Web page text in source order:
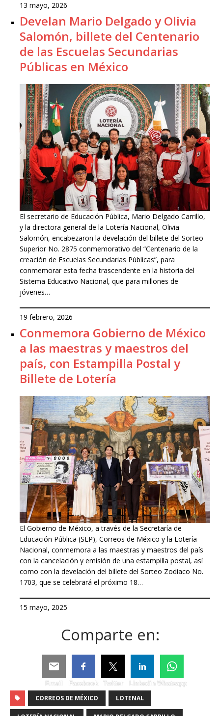
13 mayo, 2026
Develan Mario Delgado y Olivia
Salomón, billete del Centenario
de las Escuelas Secundarias
Públicas en México
El secretario de Educación Pública, Mario Delgado Carrillo,
y la directora general de la Lotería Nacional, Olivia
Salomón, encabezaron la develación del billete del Sorteo
Superior No. 2875 conmemorativo del “Centenario de la
creación de Escuelas Secundarias Públicas”, para
conmemorar esta fecha trascendente en la historia del
Sistema Educativo Nacional, que para millones de
jóvenes…
19 febrero, 2026
Conmemora Gobierno de México
a las maestras y maestros del
país, con Estampilla Postal y
Billete de Lotería
El Gobierno de México, a través de la Secretaría de
Educación Pública (SEP), Correos de México y la Lotería
Nacional, conmemora a las maestras y maestros del país
con la cancelación y emisión de una estampilla postal, así
como con la develación del billete del Sorteo Zodiaco No.
1703, que se celebrará el próximo 18…
15 mayo, 2025
Comparte en:
Email Facebook Twitter Linkedin Whatsapp
CORREOS DE MÉXICO LOTENAL